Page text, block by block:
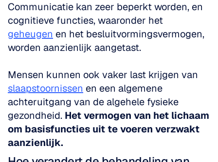
Communicatie kan zeer beperkt worden, en
geheugen en het besluitvormingsvermogen,
worden aanzienlijk aangetast.
slaapstoornissen en een algemene
achteruitgang van de algehele fysieke
gezondheid. Het vermogen van het lichaam
om basisfuncties uit te voeren verzwakt
aanzienlijk.